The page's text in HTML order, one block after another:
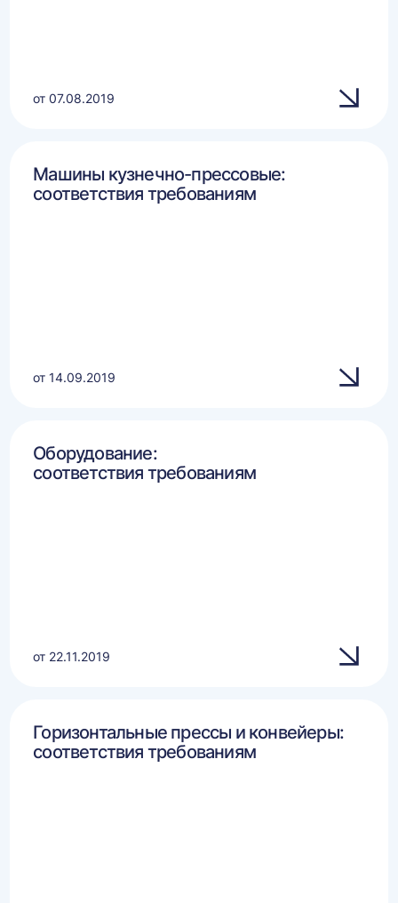
от 07.08.2019
Машины кузнечно-прессовые:
соответствия требованиям
от 14.09.2019
Оборудование:
соответствия требованиям
от 22.11.2019
Горизонтальные прессы и конвейеры:
соответствия требованиям